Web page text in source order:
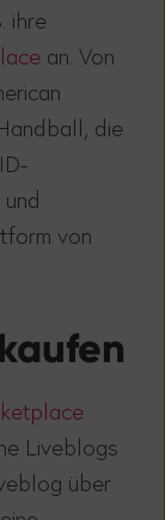
ihre
an. Von
die
von
Liveblogs
über